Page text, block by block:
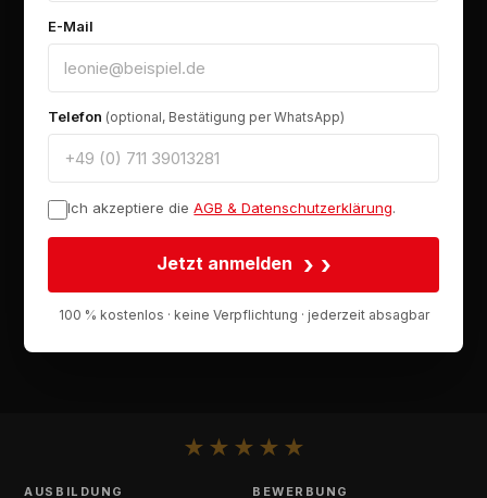
E-Mail
Telefon (optional, Bestätigung per WhatsApp)
Ich akzeptiere die AGB & Datenschutzerklärung.
Jetzt anmelden ›
100 % kostenlos · keine Verpflichtung · jederzeit absagbar
★ ★ ★ ★ ★
AUSBILDUNG BEWERBUNG